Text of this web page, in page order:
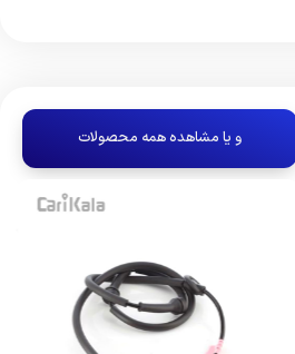
و یا مشاهده همه محصولات